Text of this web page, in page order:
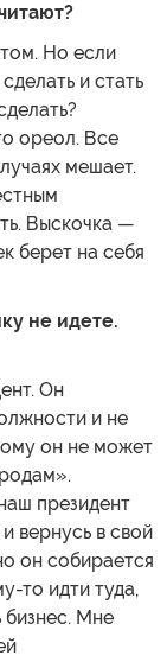
Но если
и стать
ореол. Все
мешает.
Выскочка —
берет на себя
не идете.
Он
и не
он не может
президент
вернусь в свой
он собирается
то идти туда,
бизнес. Мне